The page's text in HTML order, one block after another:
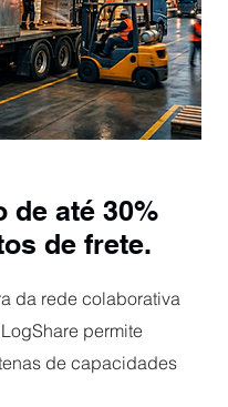
de até 30%
de frete.
da rede colaborativa
permite
de capacidades